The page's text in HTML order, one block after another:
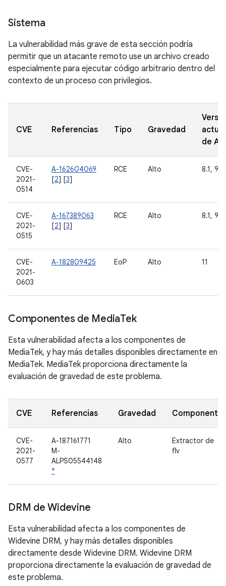
Sistema
La vulnerabilidad más grave de esta sección podría
permitir que un atacante remoto use un archivo creado
especialmente para ejecutar código arbitrario dentro del
contexto de un proceso con privilegios.
CVE Referencias Tipo Gravedad
de
CVE-
2021-
0514
A-162604069
[2] [3]
RCE Alto 8.1, 9,
CVE-
2021-
0515
A-167389063
[2] [3]
RCE Alto 8.1, 9,
CVE-
2021-
0603
A-182809425 EoP Alto 11
Componentes de MediaTek
Esta vulnerabilidad afecta a los componentes de
MediaTek, y hay más detalles disponibles directamente en
MediaTek. MediaTek proporciona directamente la
evaluación de gravedad de este problema.
CVE Referencias Gravedad Componente
CVE-
2021-
0577
A-187161771
M-
ALPS05544148
*
Alto
Extractor de
flv
DRM de Widevine
Esta vulnerabilidad afecta a los componentes de
Widevine DRM, y hay más detalles disponibles
directamente desde Widevine DRM. Widevine DRM
proporciona directamente la evaluación de gravedad de
este problema.